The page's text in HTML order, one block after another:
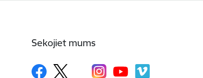
Sekojiet mums